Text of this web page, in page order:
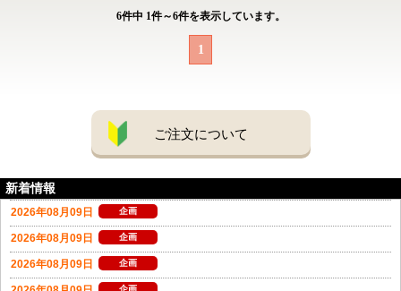
6件中 1件～6件を表示しています。
1
ご注文について
新着情報